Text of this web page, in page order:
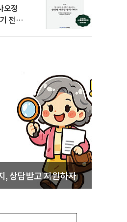
오정
전략’
, 상담받고 지원하자